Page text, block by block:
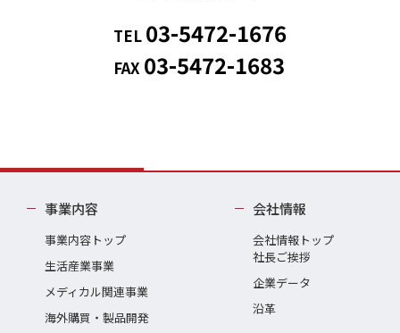
TEL 03-5472-1676
FAX 03-5472-1683
事業内容
事業内容トップ
生活産業事業
メディカル関連事業
海外購買・製品開発
会社情報
会社情報トップ
社長ご挨拶
企業データ
沿革